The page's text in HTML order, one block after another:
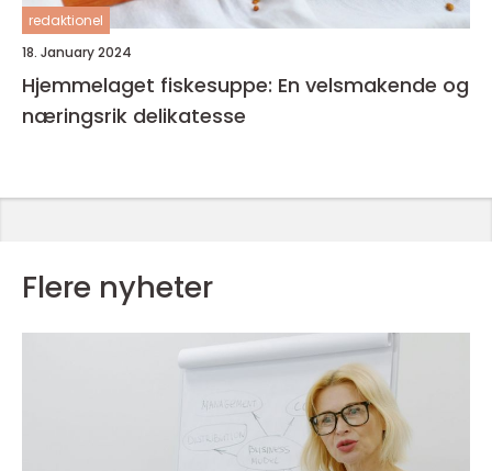
redaktionel
18. January 2024
Hjemmelaget fiskesuppe: En velsmakende og
næringsrik delikatesse
Flere nyheter